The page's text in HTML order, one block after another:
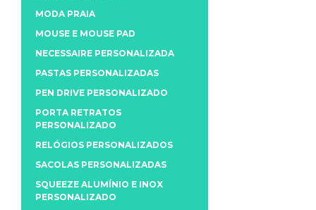
MODA PRAIA
MOUSE E MOUSE PAD
NECESSAIRE PERSONALIZADA
PASTAS PERSONALIZADAS
PEN DRIVE PERSONALIZADO
PORTA RETRATOS
PERSONALIZADO
RELÓGIOS PERSONALIZADOS
SACOLAS PERSONALIZADAS
SQUEEZE ALUMÍNIO E INOX
PERSONALIZADO